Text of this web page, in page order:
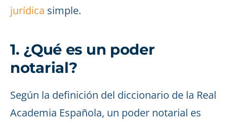
jurídica simple.
1. ¿Qué es un poder
notarial?
Según la definición del diccionario de la Real
Academia Española, un poder notarial es